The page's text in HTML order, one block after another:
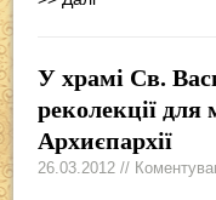
У храмі Св.
реколекції для
Архиєпархії
26.03.2012 //